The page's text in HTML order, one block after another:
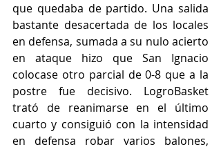
que quedaba de partido. Una salida
bastante desacertada de los locales
en defensa, sumada a su nulo acierto
en ataque hizo que San Ignacio
colocase otro parcial de 0-8 que a la
postre fue decisivo. LogroBasket
trató de reanimarse en el último
cuarto y consiguió con la intensidad
en defensa robar varios balones,